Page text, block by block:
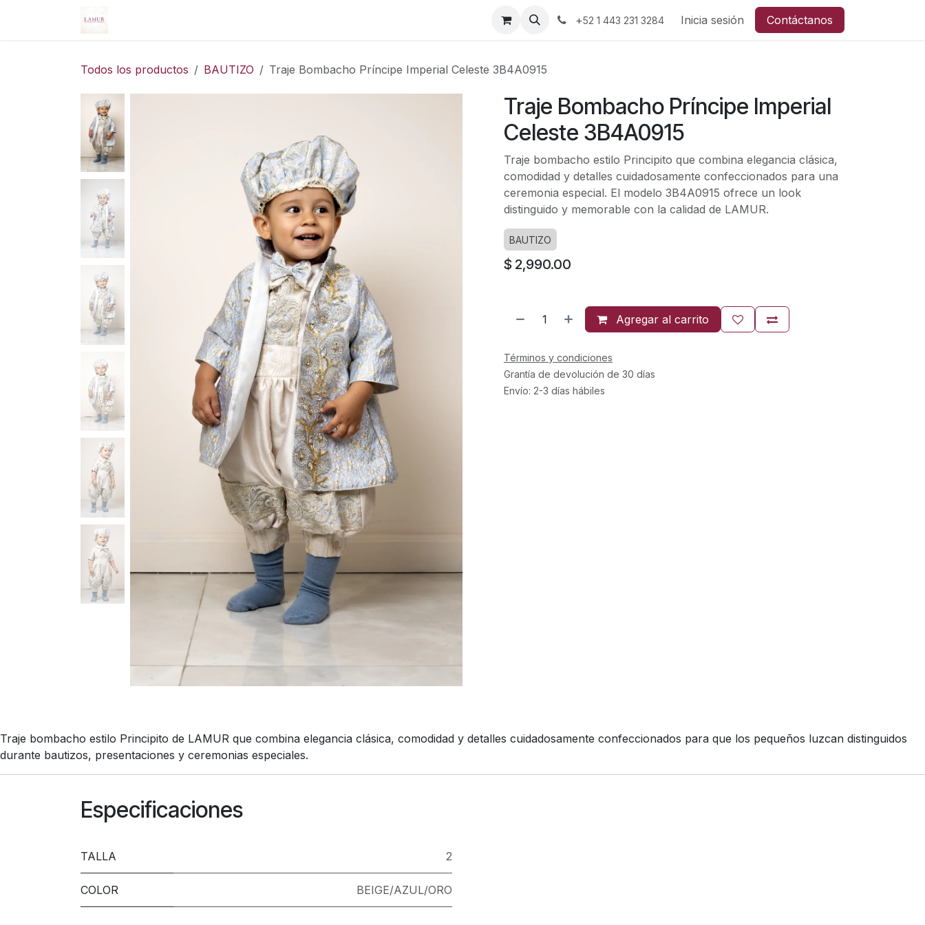
+52 1 443 231 3284 Inicia sesión Contáctanos
Todos los productos BAUTIZO Traje Bombacho Príncipe Imperial Celeste 3B4A0915
Traje Bombacho Príncipe Imperial
Celeste 3B4A0915
Traje bombacho estilo Principito que combina elegancia clásica,
comodidad y detalles cuidadosamente confeccionados para una
ceremonia especial. El modelo 3B4A0915 ofrece un look
distinguido y memorable con la calidad de LAMUR.
BAUTIZO
$ 2,990.00
Agregar al carrito
Términos y condiciones
Grantía de devolución de 30 días
Envío: 2-3 días hábiles
Traje bombacho estilo Principito de LAMUR que combina elegancia clásica, comodidad y detalles cuidadosamente confeccionados para que los pequeños luzcan distinguidos
durante bautizos, presentaciones y ceremonias especiales.
Especificaciones
TALLA 2
COLOR BEIGE/AZUL/ORO